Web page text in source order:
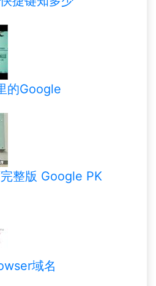
的Google
整版 Google PK
域名